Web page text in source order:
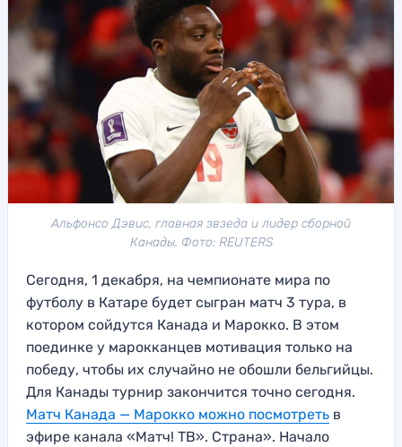
Альфонсо Дэвис, главная звзеда и лидер сборной
Канады. Фото: REUTERS
Сегодня, 1 декабря, на чемпионате мира по
футболу в Катаре будет сыгран матч 3 тура, в
котором сойдутся Канада и Марокко. В этом
поединке у марокканцев мотивация только на
победу, чтобы их случайно не обошли бельгийцы.
Для Канады турнир закончится точно сегодня.
Матч Канада — Марокко можно посмотреть в
эфире канала «Матч! ТВ». Страна». Начало